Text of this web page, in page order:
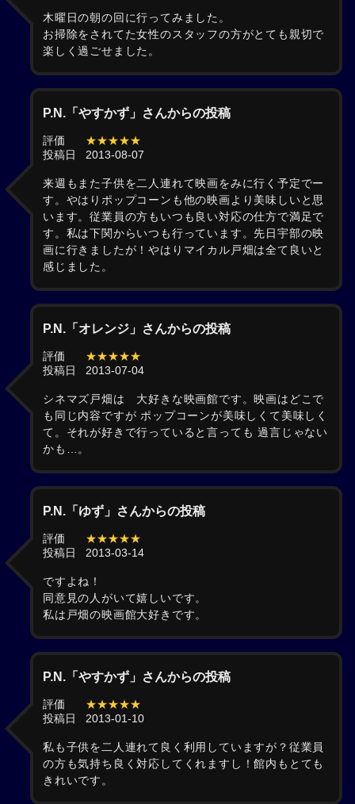
木曜日の朝の回に行ってみました。
お掃除をされてた女性のスタッフの方がとても親切で
楽しく過ごせました。
P.N.「やすかず」さんからの投稿
評価
★★★★★
投稿日
2013-08-07
来週もまた子供を二人連れて映画をみに行く予定でー
す。やはりポップコーンも他の映画より美味しいと思
います。従業員の方もいつも良い対応の仕方で満足で
す。私は下関からいつも行っています。先日宇部の映
画に行きましたが！やはりマイカル戸畑は全て良いと
感じました。
P.N.「オレンジ」さんからの投稿
評価
★★★★★
投稿日
2013-07-04
シネマズ戸畑は 大好きな映画館です。映画はどこで
も同じ内容ですが ポップコーンが美味しくて美味しく
て。それが好きで行っていると言っても 過言じゃない
かも…。
P.N.「ゆず」さんからの投稿
評価
★★★★★
投稿日
2013-03-14
ですよね！
同意見の人がいて嬉しいです。
私は戸畑の映画館大好きです。
P.N.「やすかず」さんからの投稿
評価
★★★★★
投稿日
2013-01-10
私も子供を二人連れて良く利用していますが？従業員
の方も気持ち良く対応してくれますし！館内もとても
きれいです。